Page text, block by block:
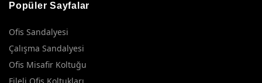
Popüler Sayfalar
Ofis Sandalyesi
Çalışma Sandalyesi
Ofis Misafir Koltuğu